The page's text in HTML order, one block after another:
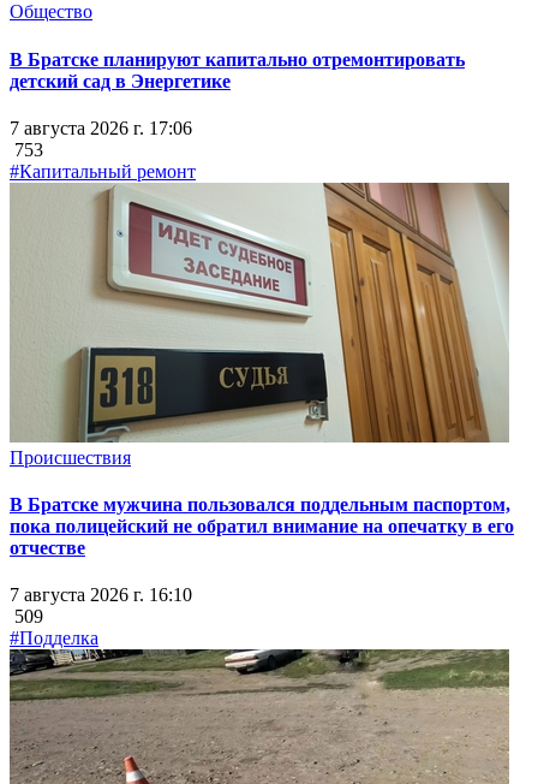
Общество
В Братске планируют капитально отремонтировать
детский сад в Энергетике
7 августа 2026 г. 17:06
753
#Капитальный ремонт
Происшествия
В Братске мужчина пользовался поддельным паспортом,
пока полицейский не обратил внимание на опечатку в его
отчестве
7 августа 2026 г. 16:10
509
#Подделка